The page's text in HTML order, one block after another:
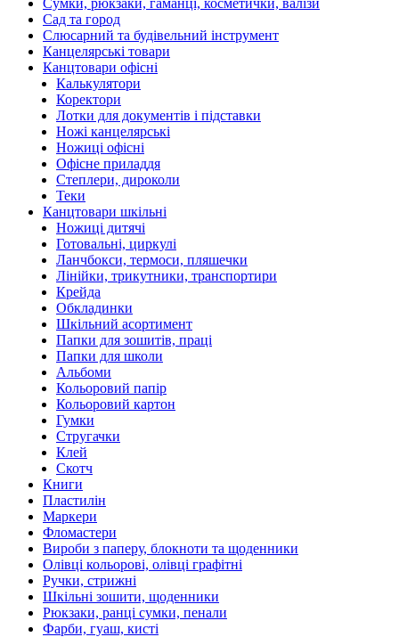
Сумки, рюкзаки, гаманці, косметички, валізи
Сад та город
Слюсарний та будівельний інструмент
Канцелярські товари
Канцтовари офісні
Калькулятори
Коректори
Лотки для документів і підставки
Ножі канцелярські
Ножиці офісні
Офісне приладдя
Степлери, дироколи
Теки
Канцтовари шкільні
Ножиці дитячі
Готовальні, циркулі
Ланчбокси, термоси, пляшечки
Лінійки, трикутники, транспортири
Крейда
Обкладинки
Шкільний асортимент
Папки для зошитів, праці
Папки для школи
Альбоми
Кольоровий папір
Кольоровий картон
Гумки
Стругачки
Клей
Скотч
Книги
Пластилін
Маркери
Фломастери
Вироби з паперу, блокноти та щоденники
Олівці кольорові, олівці графітні
Ручки, стрижні
Шкільні зошити, щоденники
Рюкзаки, ранці сумки, пенали
Фарби, гуаш, кисті